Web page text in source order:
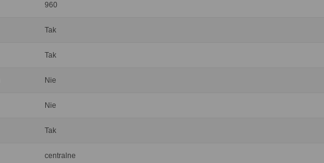
960
Tak
Tak
Nie
Nie
Tak
centralne